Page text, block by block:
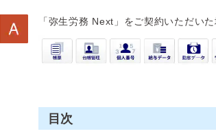
「弥生労務 Next」をご契約いただい
目次